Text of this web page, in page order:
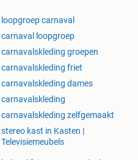
loopgroep carnaval
carnaval loopgroep
carnavalskleding groepen
carnavalskleding friet
carnavalskleding dames
carnavalskleding
carnavalskleding zelfgemaakt
stereo kast in Kasten |
Televisiemeubels